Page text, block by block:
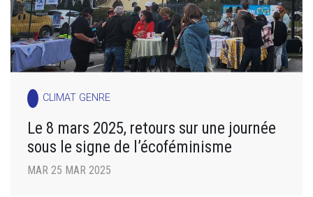
CLIMAT GENRE
Le 8 mars 2025, retours sur une journée
sous le signe de l’écoféminisme
MAR 25 MAR 2025